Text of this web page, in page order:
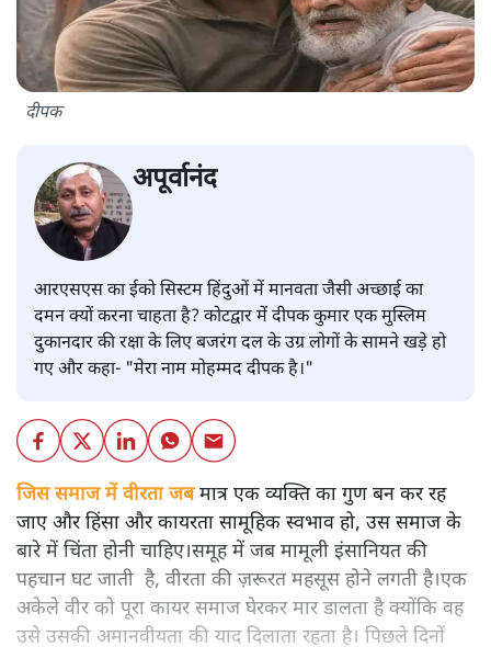
दीपक
अपूर्वानंद
आरएसएस का ईको सिस्टम हिंदुओं में मानवता जैसी अच्छाई का
दमन क्यों करना चाहता है? कोटद्वार में दीपक कुमार एक मुस्लिम
दुकानदार की रक्षा के लिए बजरंग दल के उग्र लोगों के सामने खड़े हो
गए और कहा- "मेरा नाम मोहम्मद दीपक है।"
जिस समाज में वीरता जबमात्र एक व्यक्ति का गुण बन कर रह
जाए और हिंसा और कायरता सामूहिक स्वभाव हो, उस समाज के
बारे में चिंता होनी चाहिए।समूह में जब मामूली इंसानियत की
पहचान घट जाती है, वीरता की ज़रूरत महसूस होने लगती है।एक
अकेले वीर को पूरा कायर समाज घेरकर मार डालता है क्योंकि वह
उसे उसकी अमानवीयता की याद दिलाता रहता है। पिछले दिनों